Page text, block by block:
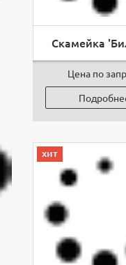
Скамейка
Цена по
хит